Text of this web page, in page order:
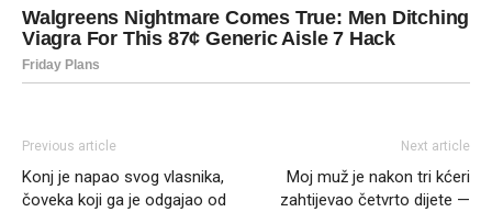
Previous article
Konj je napao svog vlasnika,
čoveka koji ga je odgajao od
Next article
Moj muž je nakon tri kćeri
zahtijevao četvrto dijete —